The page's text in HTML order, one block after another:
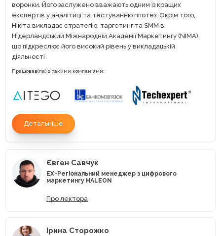
воронки. Його заслужено вважають одним із кращих
експертів у аналітиці та тестуванню гіпотез. Окрім того,
Нікіта викладає стратегію, таргетинг та SMM в
Нідерландський Міжнародній Академії Маркетингу (NIMA),
що підкреслює його високий рівень у викладацькій
діяльності
Працював(ла) з такими компаніями:
Детальніше
Євген Савчук
EX-Регіональний менеджер з цифрового
маркетингу HALEON
Про лектора
Ірина Сторожко